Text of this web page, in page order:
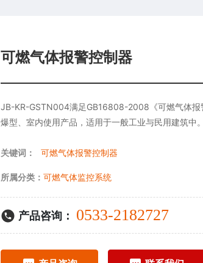
可燃气体报警控制器
JB-KR-GSTN004满足GB16808-2008《可燃气体报
爆型、室内使用产品，适用于一般工业与民用建筑中。
关键词： 可燃气体报警控制器
所属分类：可燃气体监控系统
产品咨询： 0533-2182727